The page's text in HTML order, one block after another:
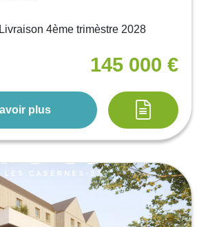
4ème trimèstre 2028
145 000 €
plus